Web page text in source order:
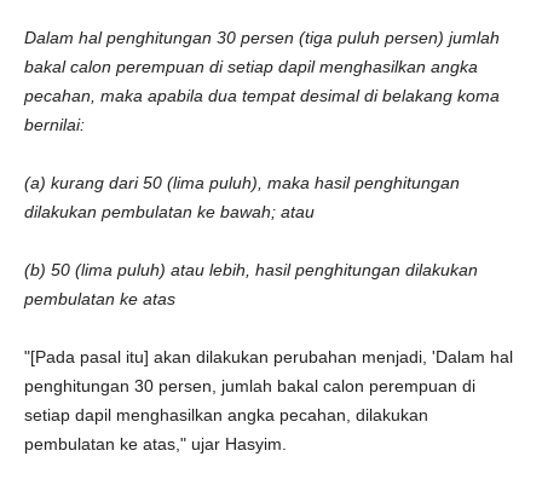
Dalam hal penghitungan 30 persen (tiga puluh persen) jumlah
bakal calon perempuan di setiap dapil menghasilkan angka
pecahan, maka apabila dua tempat desimal di belakang koma
bernilai:
(a) kurang dari 50 (lima puluh), maka hasil penghitungan
dilakukan pembulatan ke bawah; atau
(b) 50 (lima puluh) atau lebih, hasil penghitungan dilakukan
pembulatan ke atas
"[Pada pasal itu] akan dilakukan perubahan menjadi, 'Dalam hal
penghitungan 30 persen, jumlah bakal calon perempuan di
setiap dapil menghasilkan angka pecahan, dilakukan
pembulatan ke atas," ujar Hasyim.